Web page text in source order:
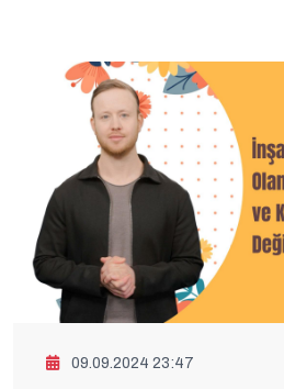
09.09.2024 23:47